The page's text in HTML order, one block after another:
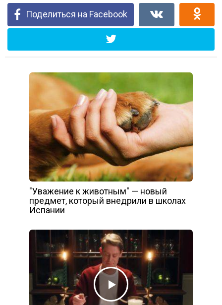
Поделиться на Facebook
″Уважение к животным″ — новый
предмет, который внедрили в школах
Испании